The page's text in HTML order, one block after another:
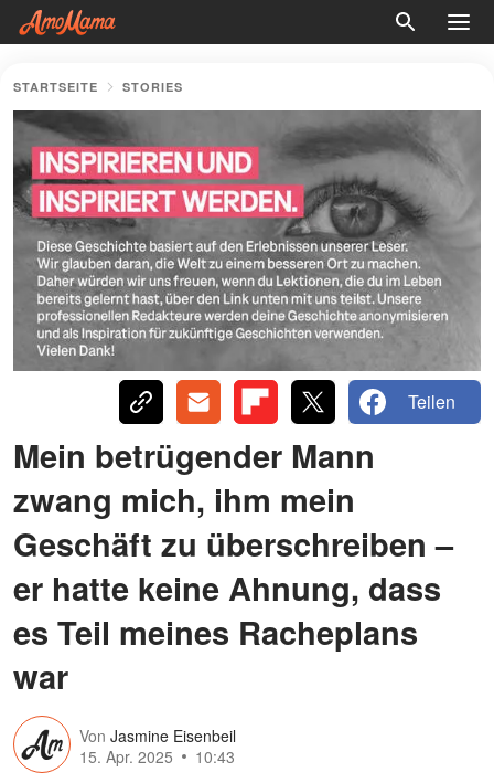
STARTSEITE STORIES
Teilen
Mein betrügender Mann
zwang mich, ihm mein
Geschäft zu überschreiben –
er hatte keine Ahnung, dass
es Teil meines Racheplans
war
Von Jasmine Eisenbeil
15. Apr. 2025
10:43